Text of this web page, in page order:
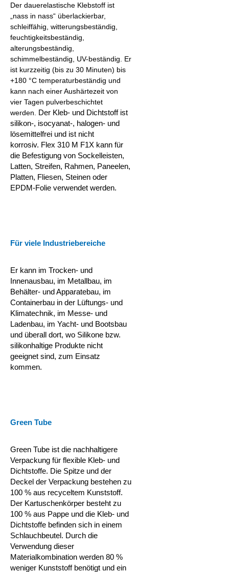
Der dauerelastische Klebstoff ist
„nass in nass“ überlackierbar,
schleiffähig, witterungsbeständig,
feuchtigkeitsbeständig,
alterungsbeständig,
schimmelbeständig, UV-beständig. Er
ist kurzzeitig (bis zu 30 Minuten) bis
+180 °C temperaturbeständig und
kann nach einer Aushärtezeit von
vier Tagen pulverbeschichtet
werden.
Der Kleb- und Dichtstoff ist
silikon-, isocyanat-, halogen- und
lösemittelfrei und ist nicht
korrosiv. Flex 310 M F1X kann für
die Befestigung von Sockelleisten,
Latten, Streifen, Rahmen, Paneelen,
Platten, Fliesen, Steinen oder
EPDM-Folie verwendet werden.
Für viele Industriebereiche
Er kann im Trocken- und
Innenausbau, im Metallbau, im
Behälter- und Apparatebau, im
Containerbau in der Lüftungs- und
Klimatechnik, im Messe- und
Ladenbau, im Yacht- und Bootsbau
und überall dort, wo Silikone bzw.
silikonhaltige Produkte nicht
geeignet sind, zum Einsatz
kommen.
Green Tube
Green Tube ist die nachhaltigere
Verpackung für flexible Kleb- und
Dichtstoffe. Die Spitze und der
Deckel der Verpackung bestehen zu
100 % aus recyceltem Kunststoff.
Der Kartuschenkörper besteht zu
100 % aus Pappe und die Kleb- und
Dichtstoffe befinden sich in einem
Schlauchbeutel. Durch die
Verwendung dieser
Materialkombination werden 80 %
weniger Kunststoff benötigt und ein